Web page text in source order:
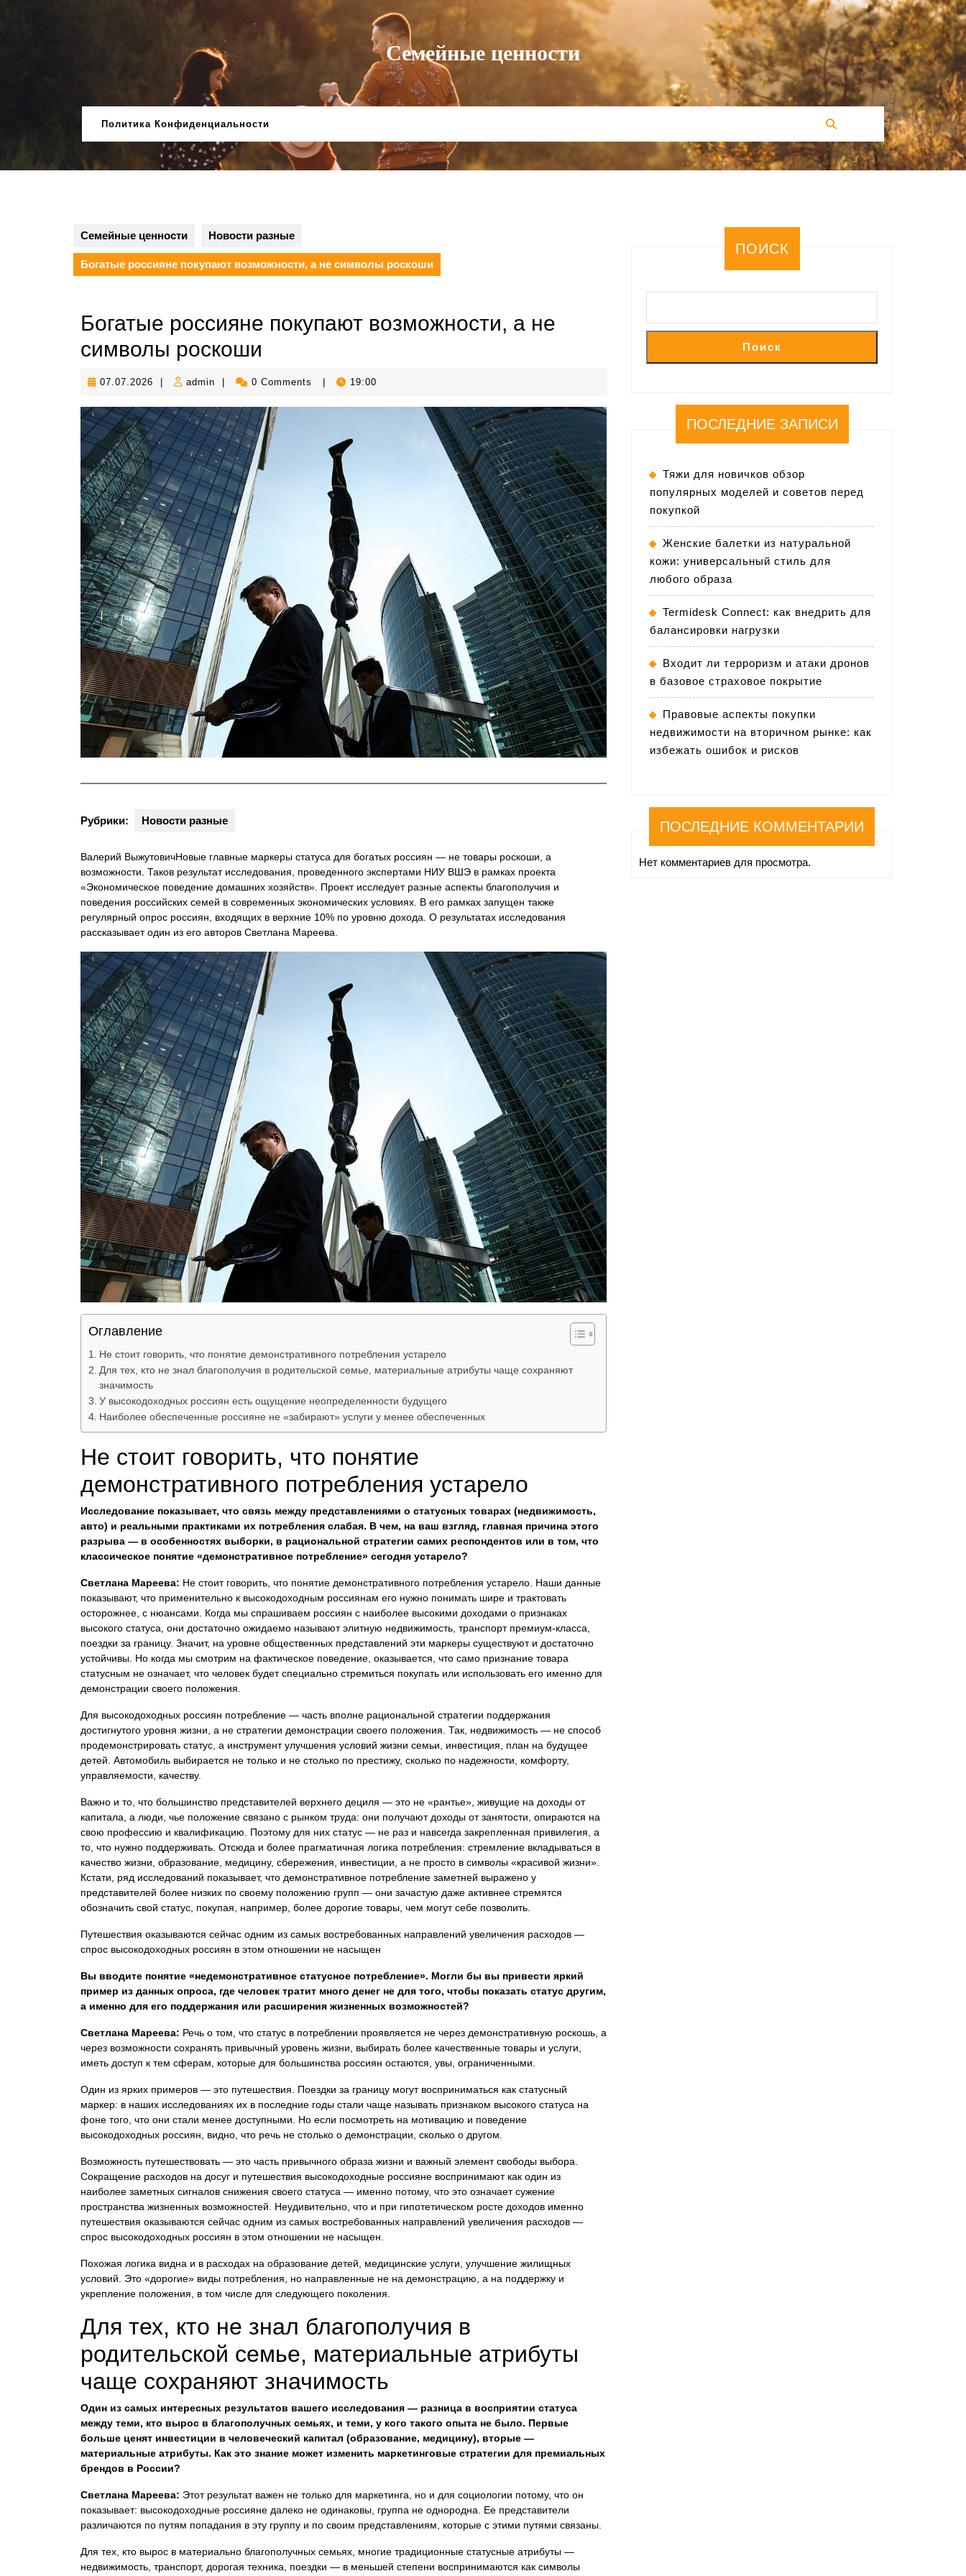
Семейные ценности
Политика Конфиденциальности
Семейные ценности Новости разные
Богатые россияне покупают возможности, а не символы роскоши
Богатые россияне покупают возможности, а не
символы роскоши
07.07.2026 07.07.2026
admin admin 0 Comments 19:00
Рубрики: Новости разные
Валерий ВыжутовичНовые главные маркеры статуса для богатых россиян — не товары роскоши, а
возможности. Таков результат исследования, проведенного экспертами НИУ ВШЭ в рамках проекта
«Экономическое поведение домашних хозяйств». Проект исследует разные аспекты благополучия и
поведения российских семей в современных экономических условиях. В его рамках запущен также
регулярный опрос россиян, входящих в верхние 10% по уровню дохода. О результатах исследования
рассказывает один из его авторов Светлана Мареева.
Оглавление
Не стоит говорить, что понятие демонстративного потребления устарело
Для тех, кто не знал благополучия в родительской семье, материальные атрибуты чаще сохраняют
значимость
У высокодоходных россиян есть ощущение неопределенности будущего
Наиболее обеспеченные россияне не «забирают» услуги у менее обеспеченных
Не стоит говорить, что понятие
демонстративного потребления устарело
Исследование показывает, что связь между представлениями о статусных товарах (недвижимость,
авто) и реальными практиками их потребления слабая. В чем, на ваш взгляд, главная причина этого
разрыва — в особенностях выборки, в рациональной стратегии самих респондентов или в том, что
классическое понятие «демонстративное потребление» сегодня устарело?
Светлана Мареева: Не стоит говорить, что понятие демонстративного потребления устарело. Наши данные
показывают, что применительно к высокодоходным россиянам его нужно понимать шире и трактовать
осторожнее, с нюансами. Когда мы спрашиваем россиян с наиболее высокими доходами о признаках
высокого статуса, они достаточно ожидаемо называют элитную недвижимость, транспорт премиум-класса,
поездки за границу. Значит, на уровне общественных представлений эти маркеры существуют и достаточно
устойчивы. Но когда мы смотрим на фактическое поведение, оказывается, что само признание товара
статусным не означает, что человек будет специально стремиться покупать или использовать его именно для
демонстрации своего положения.
Для высокодоходных россиян потребление — часть вполне рациональной стратегии поддержания
достигнутого уровня жизни, а не стратегии демонстрации своего положения. Так, недвижимость — не способ
продемонстрировать статус, а инструмент улучшения условий жизни семьи, инвестиция, план на будущее
детей. Автомобиль выбирается не только и не столько по престижу, сколько по надежности, комфорту,
управляемости, качеству.
Важно и то, что большинство представителей верхнего дециля — это не «рантье», живущие на доходы от
капитала, а люди, чье положение связано с рынком труда: они получают доходы от занятости, опираются на
свою профессию и квалификацию. Поэтому для них статус — не раз и навсегда закрепленная привилегия, а
то, что нужно поддерживать. Отсюда и более прагматичная логика потребления: стремление вкладываться в
качество жизни, образование, медицину, сбережения, инвестиции, а не просто в символы «красивой жизни».
Кстати, ряд исследований показывает, что демонстративное потребление заметней выражено у
представителей более низких по своему положению групп — они зачастую даже активнее стремятся
обозначить свой статус, покупая, например, более дорогие товары, чем могут себе позволить.
Путешествия оказываются сейчас одним из самых востребованных направлений увеличения расходов —
спрос высокодоходных россиян в этом отношении не насыщен
Вы вводите понятие «недемонстративное статусное потребление». Могли бы вы привести яркий
пример из данных опроса, где человек тратит много денег не для того, чтобы показать статус другим,
а именно для его поддержания или расширения жизненных возможностей?
Светлана Мареева: Речь о том, что статус в потреблении проявляется не через демонстративную роскошь, а
через возможности сохранять привычный уровень жизни, выбирать более качественные товары и услуги,
иметь доступ к тем сферам, которые для большинства россиян остаются, увы, ограниченными.
Один из ярких примеров — это путешествия. Поездки за границу могут восприниматься как статусный
маркер: в наших исследованиях их в последние годы стали чаще называть признаком высокого статуса на
фоне того, что они стали менее доступными. Но если посмотреть на мотивацию и поведение
высокодоходных россиян, видно, что речь не столько о демонстрации, сколько о другом.
Возможность путешествовать — это часть привычного образа жизни и важный элемент свободы выбора.
Сокращение расходов на досуг и путешествия высокодоходные россияне воспринимают как один из
наиболее заметных сигналов снижения своего статуса — именно потому, что это означает сужение
пространства жизненных возможностей. Неудивительно, что и при гипотетическом росте доходов именно
путешествия оказываются сейчас одним из самых востребованных направлений увеличения расходов —
спрос высокодоходных россиян в этом отношении не насыщен.
Похожая логика видна и в расходах на образование детей, медицинские услуги, улучшение жилищных
условий. Это «дорогие» виды потребления, но направленные не на демонстрацию, а на поддержку и
укрепление положения, в том числе для следующего поколения.
Для тех, кто не знал благополучия в
родительской семье, материальные атрибуты
чаще сохраняют значимость
Один из самых интересных результатов вашего исследования — разница в восприятии статуса
между теми, кто вырос в благополучных семьях, и теми, у кого такого опыта не было. Первые
больше ценят инвестиции в человеческий капитал (образование, медицину), вторые —
материальные атрибуты. Как это знание может изменить маркетинговые стратегии для премиальных
брендов в России?
Светлана Мареева: Этот результат важен не только для маркетинга, но и для социологии потому, что он
показывает: высокодоходные россияне далеко не одинаковы, группа не однородна. Ее представители
различаются по путям попадания в эту группу и по своим представлениям, которые с этими путями связаны.
Для тех, кто вырос в материально благополучных семьях, многие традиционные статусные атрибуты —
недвижимость, транспорт, дорогая техника, поездки — в меньшей степени воспринимаются как символы
ПОИСК
Поиск
ПОСЛЕДНИЕ ЗАПИСИ
Тяжи для новичков обзор
популярных моделей и советов перед
покупкой
Женские балетки из натуральной
кожи: универсальный стиль для
любого образа
Termidesk Connect: как внедрить для
балансировки нагрузки
Входит ли терроризм и атаки дронов
в базовое страховое покрытие
Правовые аспекты покупки
недвижимости на вторичном рынке: как
избежать ошибок и рисков
ПОСЛЕДНИЕ КОММЕНТАРИИ
Нет комментариев для просмотра.